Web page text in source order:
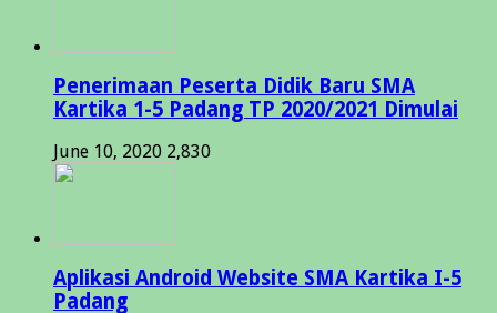
Penerimaan Peserta Didik Baru SMA
Kartika 1-5 Padang TP 2020/2021 Dimulai
June 10, 2020 2,830
Aplikasi Android Website SMA Kartika I-5
Padang